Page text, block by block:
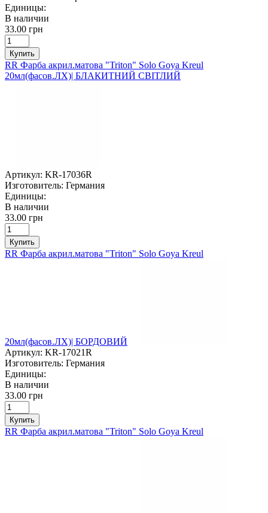
Единицы:
В наличии
33.00 грн
Купить
RR Фарба акрил.матова "Triton" Solo Goya Kreul
20мл(фасов.ЛХ)| БЛАКИТНИЙ СВІТЛИЙ
Артикул: KR-17036R
Изготовитель: Германия
Единицы:
В наличии
33.00 грн
Купить
RR Фарба акрил.матова "Triton" Solo Goya Kreul
20мл(фасов.ЛХ)| БОРДОВИЙ
Артикул: KR-17021R
Изготовитель: Германия
Единицы:
В наличии
33.00 грн
Купить
RR Фарба акрил.матова "Triton" Solo Goya Kreul